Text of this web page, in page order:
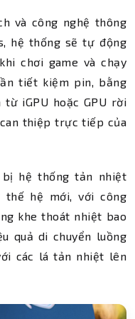
và công nghệ thông
hệ thống sẽ tự động
chơi game và chạy
tiết kiệm pin, bằng
iGPU hoặc GPU rời
thiệp trực tiếp của
bị hệ thống tản nhiệt
thế hệ mới, với công
khe thoát nhiệt bao
quả di chuyển luồng
các lá tản nhiệt lên